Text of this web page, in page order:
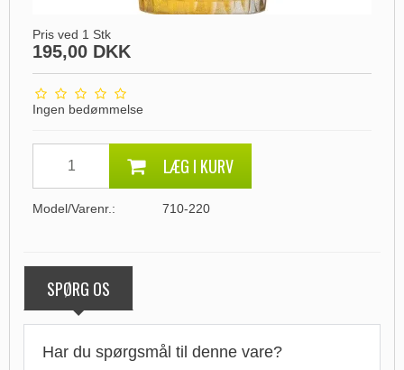
Pris ved 1 Stk
195,00 DKK
Ingen bedømmelse
LÆG I KURV
Model/Varenr.: 710-220
SPØRG OS
Har du spørgsmål til denne vare?